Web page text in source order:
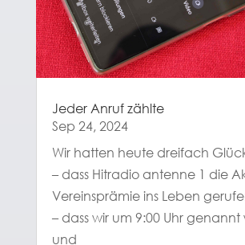
Jeder Anruf zählte
Sep 24, 2024
Wir hatten heute dreifach
– dass Hitradio antenne 1 die
Vereinsprämie ins Leben
– dass wir um 9:00 Uhr
und